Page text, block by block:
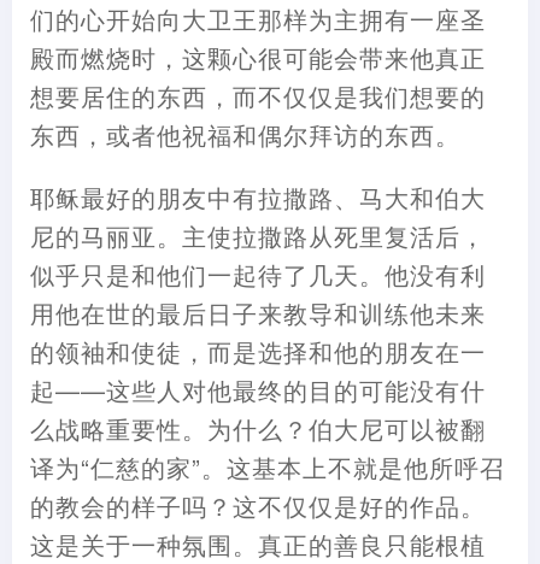
们的心开始向大卫王那样为主拥有一座圣
殿而燃烧时，这颗心很可能会带来他真正
想要居住的东西，而不仅仅是我们想要的
东西，或者他祝福和偶尔拜访的东西。
耶稣最好的朋友中有拉撒路、马大和伯大
尼的马丽亚。主使拉撒路从死里复活后，
似乎只是和他们一起待了几天。他没有利
用他在世的最后日子来教导和训练他未来
的领袖和使徒，而是选择和他的朋友在一
起——这些人对他最终的目的可能没有什
么战略重要性。为什么？伯大尼可以被翻
译为“仁慈的家”。这基本上不就是他所呼召
的教会的样子吗？这不仅仅是好的作品。
这是关于一种氛围。真正的善良只能根植